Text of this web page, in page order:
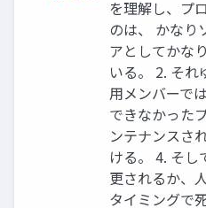
を理解し、プ
のは、 かなり
アとしてかな
いる。 2. それ
用メンバーで
できなかった
ンテナンスさ
ける。 4. そし
更されるか、
タイミングで